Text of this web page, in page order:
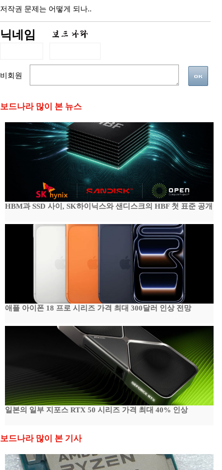
저작권 문제는 어떻게 되나..
닉네임
비회원
보드나라 많이 본 뉴스
HBM과 SSD 사이, SK하이닉스와 샌디스크의 HBF 첫 표준 공개
애플 아이폰 18 프로 시리즈 가격 최대 300달러 인상 전망
일본의 일부 지포스 RTX 50 시리즈 가격 최대 40% 인상
보드나라 많이 본 기사